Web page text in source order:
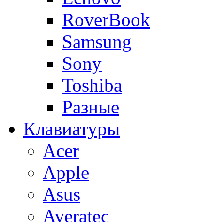
RoverBook
Samsung
Sony
Toshiba
Разные
Клавиатуры
Acer
Apple
Asus
Averatec